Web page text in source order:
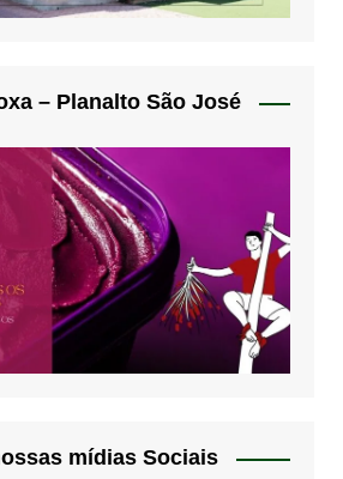
– Planalto São José
mídias Sociais